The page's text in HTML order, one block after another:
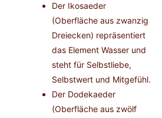
Der Ikosaeder
(Oberfläche aus zwanzig
Dreiecken) repräsentiert
das Element Wasser und
steht für Selbstliebe,
Selbstwert und Mitgefühl.
Der Dodekaeder
(Oberfläche aus zwölf